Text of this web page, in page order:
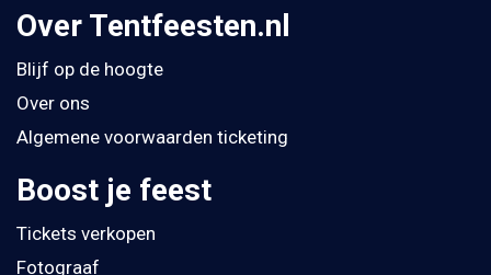
Over Tentfeesten.nl
Blijf op de hoogte
Over ons
Algemene voorwaarden ticketing
Boost je feest
Tickets verkopen
Fotograaf